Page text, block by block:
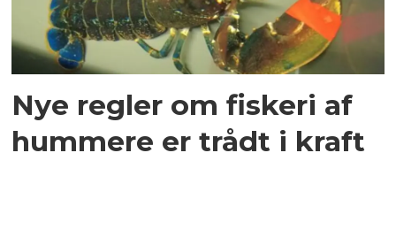
Nye regler om fiskeri af
hummere er trådt i kraft